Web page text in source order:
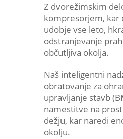
Z dvorežimskim
kompresorjem, kar
udobje vse leto,
odstranjevanje
občutljiva okolja.
Naš inteligentni
obratovanje za
upravljanje stavb
namestitve na
dežju, kar naredi
okolju.